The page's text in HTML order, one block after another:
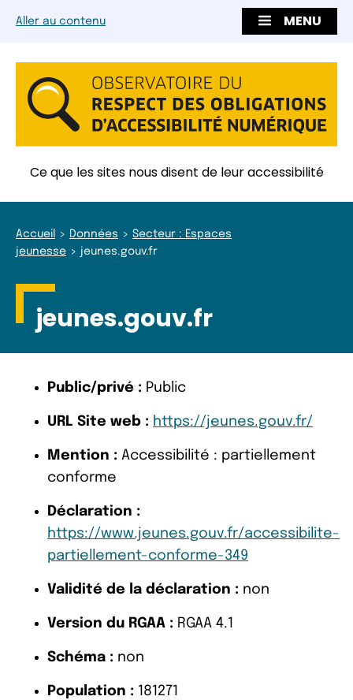
Aller au contenu MENU
Ce que les sites nous disent de leur accessibilité
Accueil Données
Secteur : Espaces
jeunesse
jeunes.gouv.fr
jeunes.gouv.fr
Public/privé : Public
URL Site web : https://jeunes.gouv.fr/
Mention : Accessibilité : partiellement
conforme
Déclaration :
https://www.jeunes.gouv.fr/accessibilite-
partiellement-conforme-349
Validité de la déclaration : non
Version du RGAA : RGAA 4.1
Schéma : non
Population : 181271